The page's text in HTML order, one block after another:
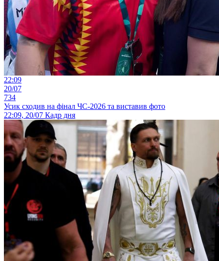
22:09
20/07
734
Усик сходив на фінал ЧС-2026 та виставив фото
22:09, 20/07 Кадр дня